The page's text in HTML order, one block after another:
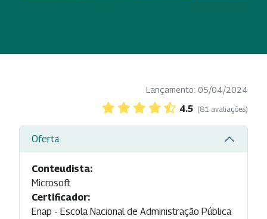
Lançamento: 05/04/2024
4.5 (81 avaliações)
Oferta
Conteudista:
Microsoft
Certificador:
Enap - Escola Nacional de Administração Pública